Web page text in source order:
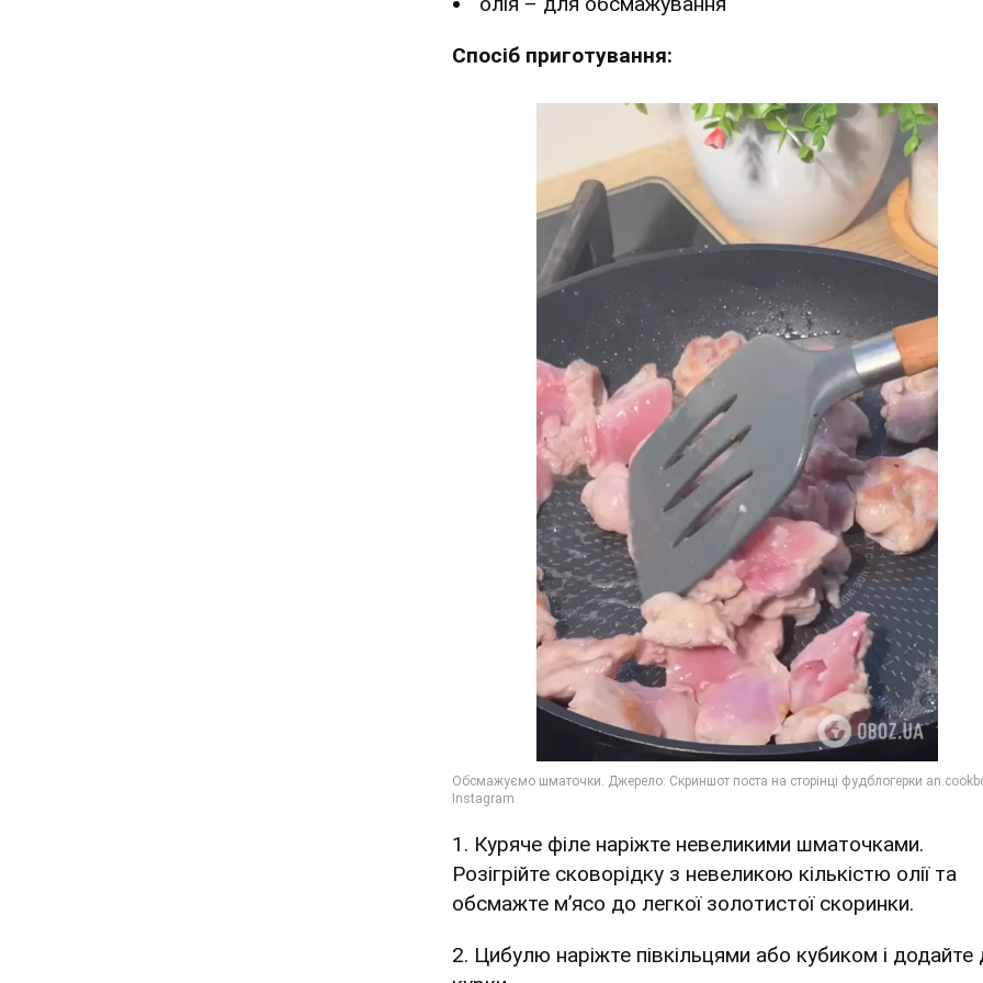
Спосіб приготування:
1. Куряче філе наріжте невеликими шматочками.
Розігрійте сковорідку з невеликою кількістю олії та
обсмажте м’ясо до легкої золотистої скоринки.
2. Цибулю наріжте півкільцями або кубиком і додайте